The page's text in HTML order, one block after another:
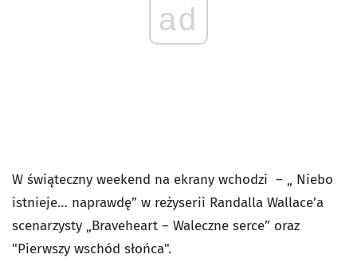
ad
W świąteczny weekend na ekrany wchodzi – „ Niebo
istnieje… naprawdę” w reżyserii Randalla Wallace’a
scenarzysty „Braveheart – Waleczne serce” oraz
"Pierwszy wschód słońca".